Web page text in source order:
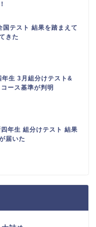
テスト 結果を踏まえて
きた
生 3月組分けテスト&
ース基準が判明
年生 組分けテスト 結果
届いた